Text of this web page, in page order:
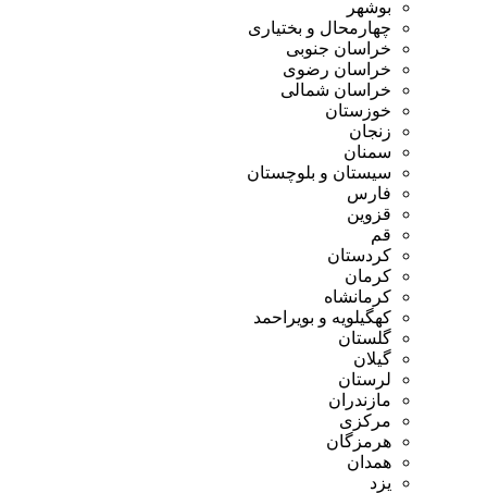
بوشهر
چهارمحال و بختیاری
خراسان جنوبی
خراسان رضوی
خراسان شمالی
خوزستان
زنجان
سمنان
سیستان و بلوچستان
فارس
قزوین
قم
کردستان
کرمان
کرمانشاه
کهگیلویه و بویراحمد
گلستان
گیلان
لرستان
مازندران
مرکزی
هرمزگان
همدان
یزد